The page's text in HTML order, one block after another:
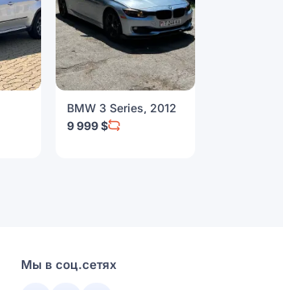
BMW 3 Series, 2012
9 999 $
Мы в соц.сетях